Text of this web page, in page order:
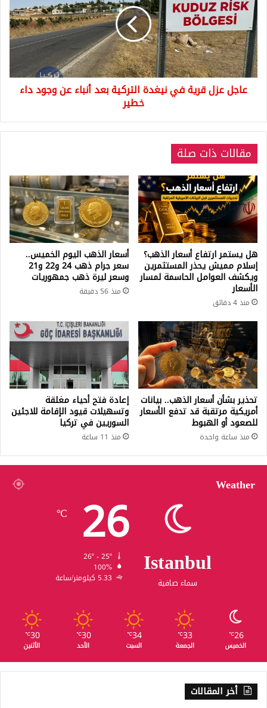
في
نيغدة
التركية
بعد
أنباء
عن
وجود
عاجل عزل قرية في نيغدة التركية بعد أنباء عن وجود داء
خطير
مقالات ذات صلة
هل يستمر ارتفاع أسعار الذهب؟
إسلام مميش يحذر المستثمرين
ويكشف العوامل الحاسمة لمسار
الأسعار
منذ 4 دقائق
أسعار الذهب اليوم الخميس..
سعر جرام ذهب 24 و22 و21
وسعر ليرة ذهب جمهوريات
منذ 56 دقيقة
تحذير بشأن أسعار الذهب.. بيانات
أمريكية مرتقبة قد تدفع الأسعار
للصعود أو الهبوط
منذ ساعة واحدة
إعادة فتح أحياء مغلقة
وتسهيلات قيود الإقامة للاجئين
السوريين في تركيا
منذ 11 ساعة
Weather
Istanbul
سماء صافية
26
℃
100%
5.33 كيلومتر/ساعة
26
℃
الخميس
33
℃
الجمعة
34
℃
السبت
30
℃
الأحد
30
℃
الأثنين
أخر المقالات